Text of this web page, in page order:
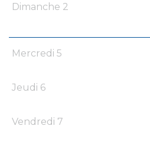
Dimanche 2
Mercredi 5
Jeudi 6
Vendredi 7